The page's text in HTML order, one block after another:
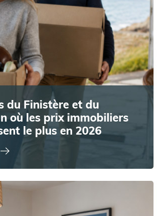
du Finistère et du
où les prix immobiliers
le plus en 2026